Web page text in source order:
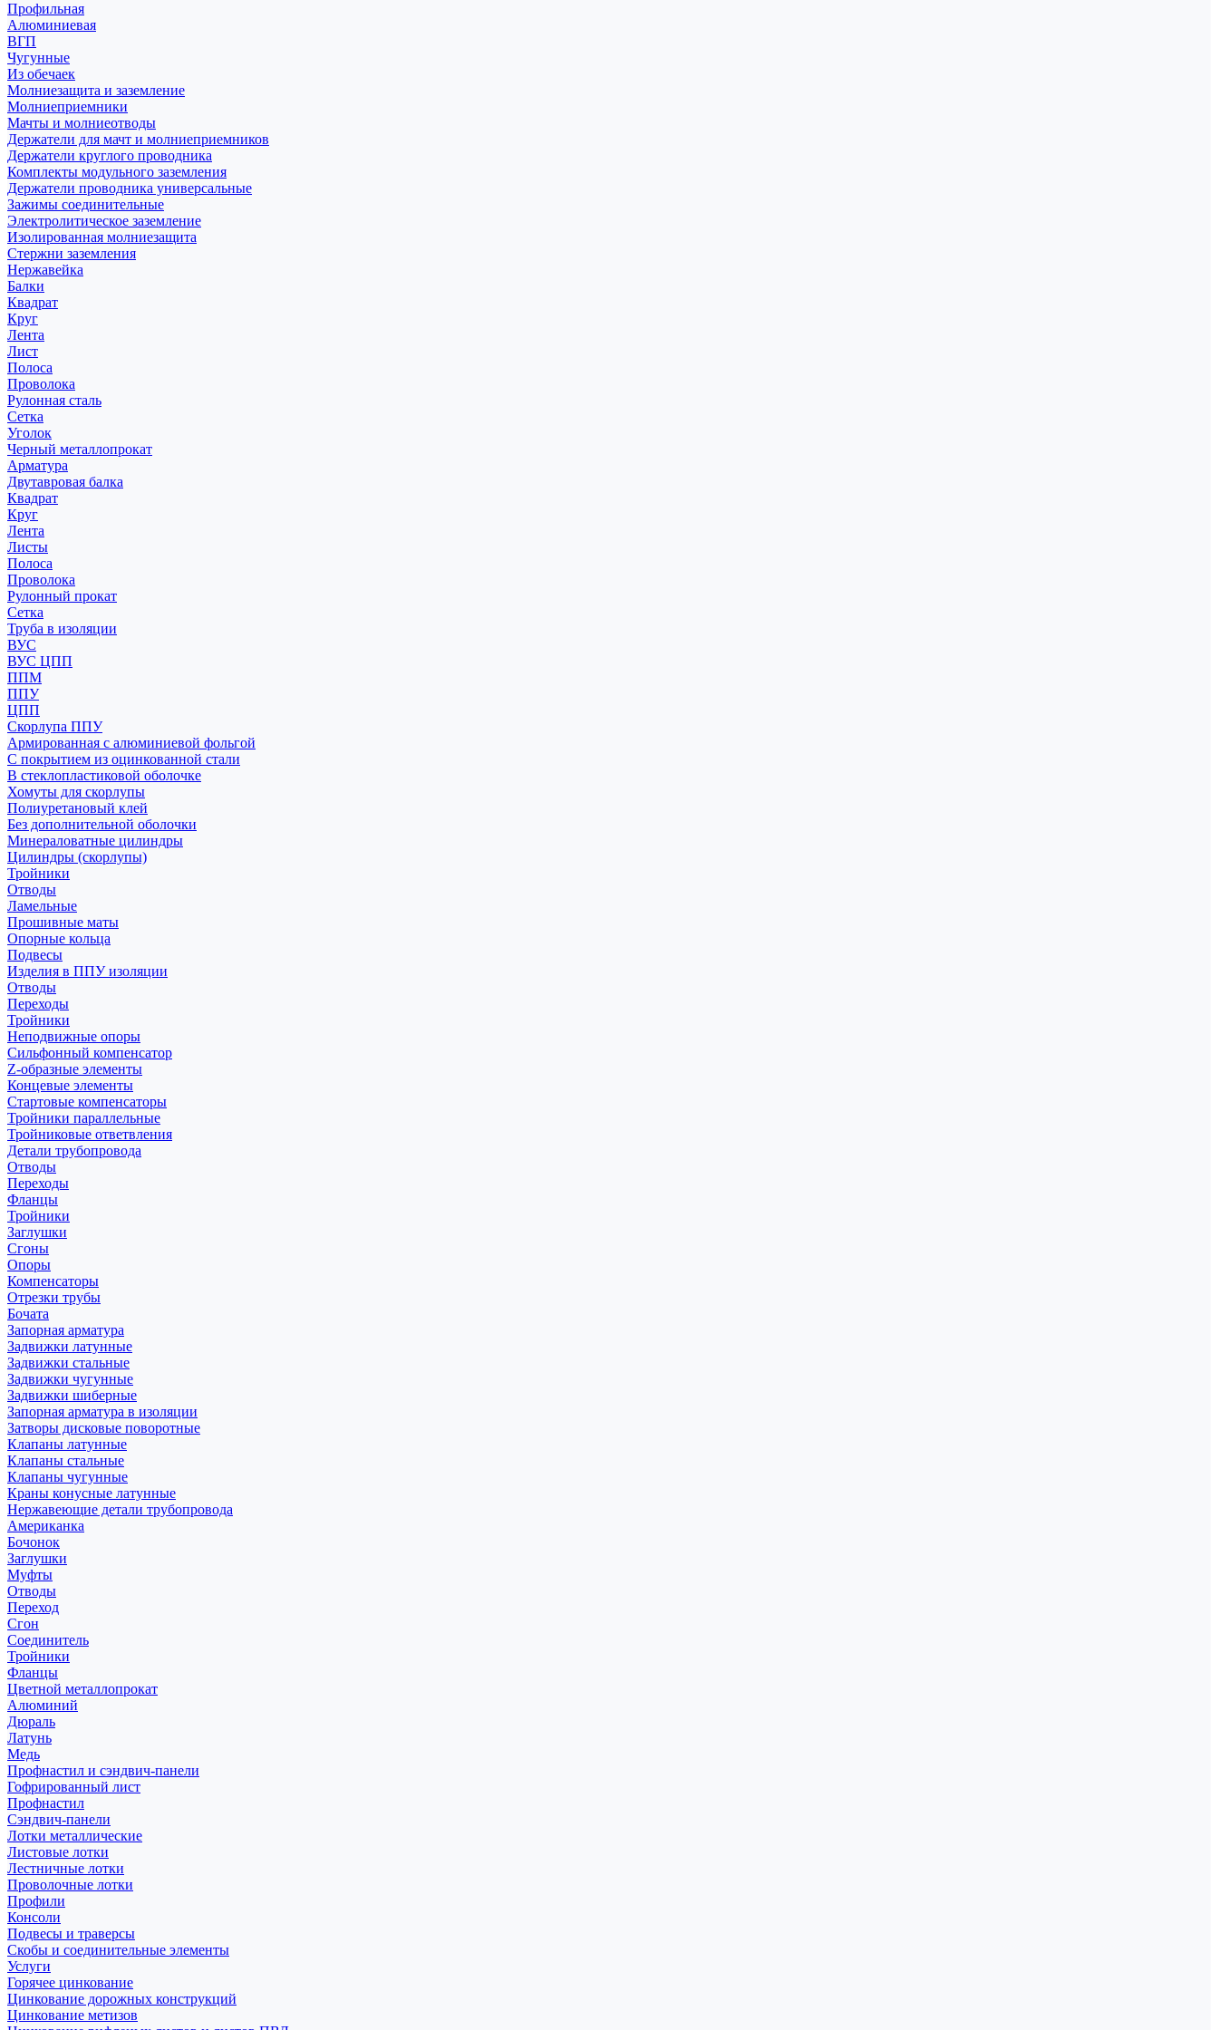
Профильная
Алюминиевая
ВГП
Чугунные
Из обечаек
Молниезащита и заземление
Молниеприемники
Мачты и молниеотводы
Держатели для мачт и молниеприемников
Держатели круглого проводника
Комплекты модульного заземления
Держатели проводника универсальные
Зажимы соединительные
Электролитическое заземление
Изолированная молниезащита
Стержни заземления
Нержавейка
Балки
Квадрат
Круг
Лента
Лист
Полоса
Проволока
Рулонная сталь
Сетка
Уголок
Черный металлопрокат
Арматура
Двутавровая балка
Квадрат
Круг
Лента
Листы
Полоса
Проволока
Рулонный прокат
Сетка
Труба в изоляции
ВУС
ВУС ЦПП
ППМ
ППУ
ЦПП
Скорлупа ППУ
Армированная с алюминиевой фольгой
С покрытием из оцинкованной стали
В стеклопластиковой оболочке
Хомуты для скорлупы
Полиуретановый клей
Без дополнительной оболочки
Минераловатные цилиндры
Цилиндры (скорлупы)
Тройники
Отводы
Ламельные
Прошивные маты
Опорные кольца
Подвесы
Изделия в ППУ изоляции
Отводы
Переходы
Тройники
Неподвижные опоры
Cильфонный компенсатор
Z-образные элементы
Концевые элементы
Стартовые компенсаторы
Тройники параллельные
Тройниковые ответвления
Детали трубопровода
Отводы
Переходы
Фланцы
Тройники
Заглушки
Сгоны
Опоры
Компенсаторы
Отрезки трубы
Бочата
Запорная арматура
Задвижки латунные
Задвижки стальные
Задвижки чугунные
Задвижки шиберные
Запорная арматура в изоляции
Затворы дисковые поворотные
Клапаны латунные
Клапаны стальные
Клапаны чугунные
Краны конусные латунные
Нержавеющие детали трубопровода
Американка
Бочонок
Заглушки
Муфты
Отводы
Переход
Сгон
Соединитель
Тройники
Фланцы
Цветной металлопрокат
Алюминий
Дюраль
Латунь
Медь
Профнастил и сэндвич-панели
Гофрированный лист
Профнастил
Сэндвич-панели
Лотки металлические
Листовые лотки
Лестничные лотки
Проволочные лотки
Профили
Консоли
Подвесы и траверсы
Скобы и соединительные элементы
Услуги
Горячее цинкование
Цинкование дорожных конструкций
Цинкование метизов